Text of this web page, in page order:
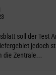
soll der Test
jedoch
die Zentrale...